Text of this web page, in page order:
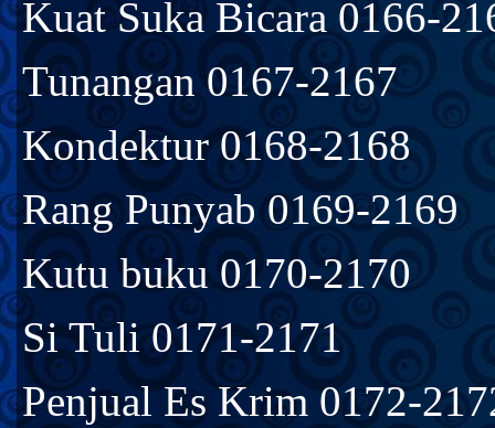
Kuat Suka Bicara 0166-
Tunangan 0167-2167
Kondektur 0168-2168
Rang Punyab 0169-2169
Kutu buku 0170-2170
Si Tuli 0171-2171
Penjual Es Krim 0172-